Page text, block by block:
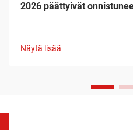
2026 päättyivät
Näytä lisää